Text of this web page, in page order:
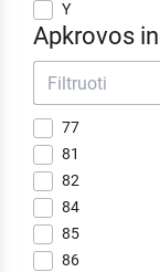
Y
Apkrovos
77
81
82
84
85
86